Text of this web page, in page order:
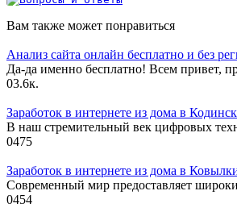
Вам также может понравиться
Анализ сайта онлайн бесплатно и без
Да-да именно бесплатно! Всем привет,
03.6к.
Заработок в интернете из дома в
В наш стремительный век цифровых
0475
Заработок в интернете из дома в
Современный мир предоставляет
0454